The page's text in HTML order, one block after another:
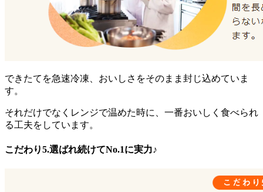
できたてを急速冷凍、おいしさをそのまま封じ込めていま
す。
それだけでなくレンジで温めた時に、一番おいしく食べられ
る工夫をしています。
こだわり5.選ばれ続けてNo.1に実力♪